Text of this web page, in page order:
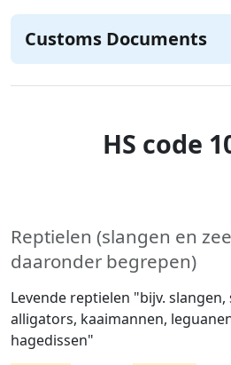
Customs Documents
HS code
Reptielen (slangen en
daaronder begrepen)
Levende reptielen "bijv.
alligators, kaaimannen,
hagedissen"